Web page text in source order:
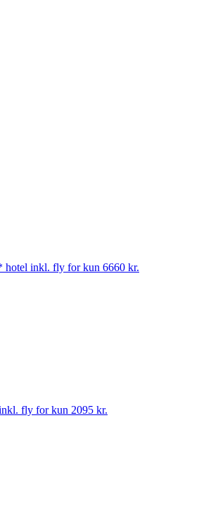
hotel inkl. fly for kun 6660 kr.
fly for kun 2095 kr.